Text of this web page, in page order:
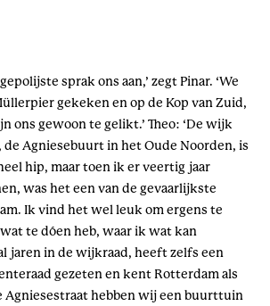
sprak ons aan,’ zegt Pinar. ‘We
gekeken en op de Kop van Zuid,
ons gewoon te gelikt.’ Theo: ‘De wijk
Agniesebuurt in het Oude Noorden, is
hip, maar toen ik er veertig jaar
was het een van de gevaarlijkste
Ik vind het wel leuk om ergens te
te dóen heb, waar ik wat kan
jaren in de wijkraad, heeft zelfs een
gezeten en kent Rotterdam als
Agniesestraat hebben wij een buurttuin